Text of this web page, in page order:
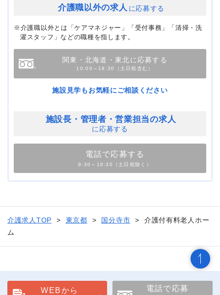
介護職以外の求人 に応募する
※介護職以外とは「ケアマネジャー」「受付事務」「清掃・洗
濯スタッフ」などの職種を指します。
関東・北海道・東北に応募する
10:00～18:30（土日祝含む）
施設見学もお気軽にご相談ください
施設長・管理者・営業担当の求人
に応募する
電話で応募する
9:30～18:30（土日祝除く）
介護求人TOP 東京都 国分寺市
介護付有料老人ホー
ム
WEBから
電話で応募